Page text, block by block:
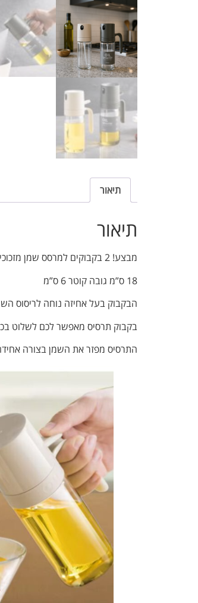
תיאור
תיאור
מבצע! 2 בקבוקים למרסס שמן מזכוכית 250 מל’
18 ס”מ גובה קוטר 6 ס”מ
הבקבוק בעל אחיזה נוחה לריסוס
בקבוק תרסיס מאפשר לכם לשלוט
התרסיס מפזר את השמן בצורה